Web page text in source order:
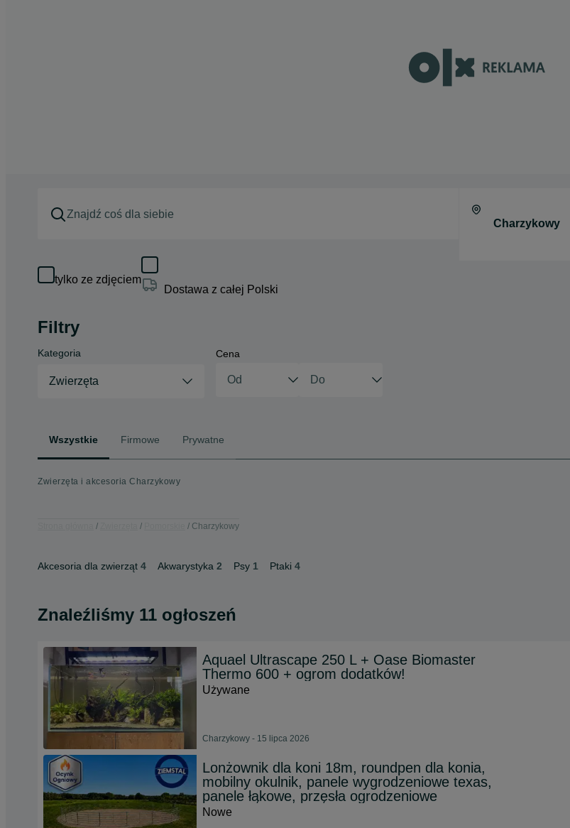
tylko ze zdjęciem
Dostawa z całej Polski
Filtry
Kategoria
Zwierzęta
Cena
Wszystkie Firmowe Prywatne
Zwierzęta i akcesoria Charzykowy
Charzykowy
Akcesoria dla zwierząt 4 Akwarystyka 2 Psy 1 Ptaki 4
Znaleźliśmy 11 ogłoszeń
Aquael Ultrascape 250 L + Oase Biomaster
Thermo 600 + ogrom dodatków!
Używane
Charzykowy - 15 lipca 2026
Lonżownik dla koni 18m, roundpen dla konia,
mobilny okulnik, panele wygrodzeniowe texas,
panele łąkowe, przęsła ogrodzeniowe
Nowe